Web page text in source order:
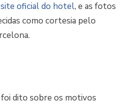
site oficial do hotel, e as fotos
como cortesia pelo
dito sobre os motivos